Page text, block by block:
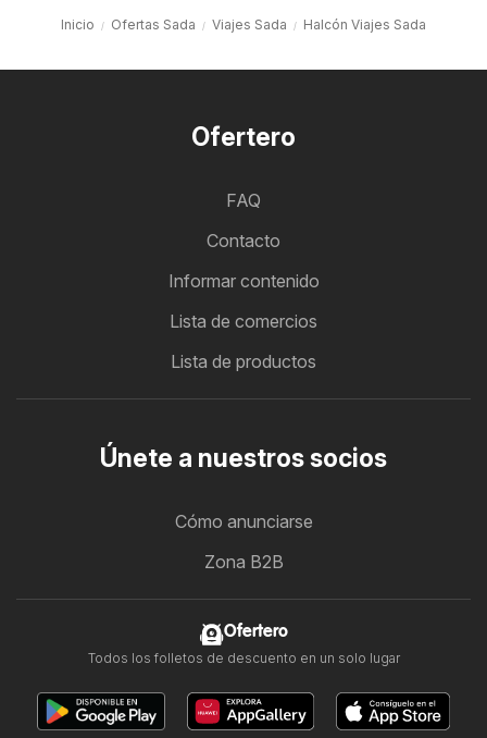
Inicio Ofertas Sada Viajes Sada Halcón Viajes Sada
Ofertero
FAQ
Contacto
Informar contenido
Lista de comercios
Lista de productos
Únete a nuestros socios
Cómo anunciarse
Zona B2B
Ofertero
Todos los folletos de descuento en un solo lugar